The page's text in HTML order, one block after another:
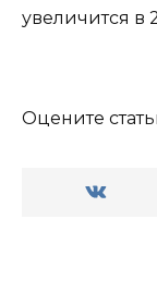
увеличится в
Оцените